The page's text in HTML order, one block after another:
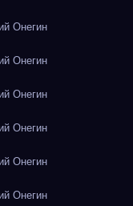
Онегин
Онегин
Онегин
Онегин
Онегин
Онегин